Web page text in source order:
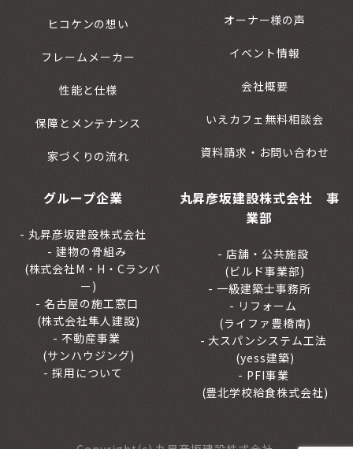
ヒコケンの想い
フレームメーカー
性能と仕様
保障とメンテナンス
家づくりの流れ
オーナー様の声
イベント情報
会社概要
いえカフェ無料相談会
資料請求・お問い合わせ
グループ企業
丸昇彦坂建設株式会社
建物の骨組み
(株式会社M・H・Cランバ
ー)
名古屋の施工窓口
(株式会社隼人建設)
不動産事業
(サンハウジング)
採用について
丸昇彦坂建設株式会社 事
業部
店舗・公共施設
(ビルド事業部)
一級建築士事務所
リフォーム
(ライファ豊橋南)
大スパンシステム工法
(yess建築)
PFI事業
(豊北学校給食株式会社)